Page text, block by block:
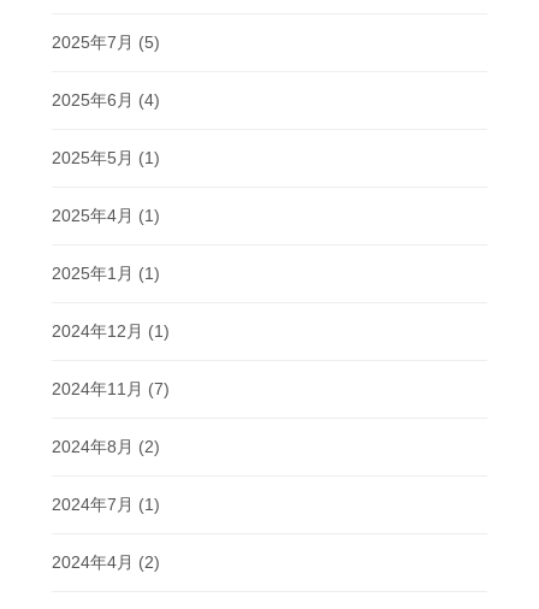
2025年7月 (5)
2025年6月 (4)
2025年5月 (1)
2025年4月 (1)
2025年1月 (1)
2024年12月 (1)
2024年11月 (7)
2024年8月 (2)
2024年7月 (1)
2024年4月 (2)